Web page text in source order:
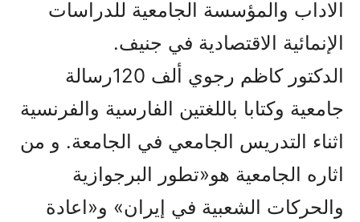
الاداب والمؤسسة الجامعية للدراسات
الإنمائية الاقتصادية في جنيف.
الدكتور كاظم رجوي ألف 120رسالة
جامعية وكتابا باللغتين الفارسية والفرنسية
اثناء التدريس الجامعي في الجامعة. و من
اثاره الجامعية هو«تطور البرجوازية
والحركات الشعبية في إيران» و«اعادة